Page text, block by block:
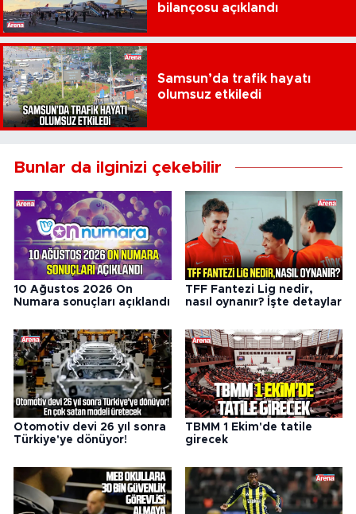
bilançosu açıklandı
Samsun’da trafik hayatı
olumsuz etkiledi
Bunlar da ilginizi çekebilir
10 Ağustos 2026 On
Numara sonuçları açıklandı
TFF Fantezi Lig nedir,
nasıl oynanır? İşte detaylar
Otomotiv devi 26 yıl sonra
Türkiye'ye dönüyor!
TBMM 1 Ekim'de tatile
girecek